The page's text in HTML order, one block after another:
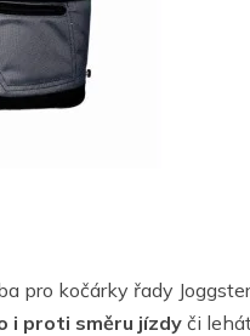
pro kočárky řady
i proti směru jízdy či